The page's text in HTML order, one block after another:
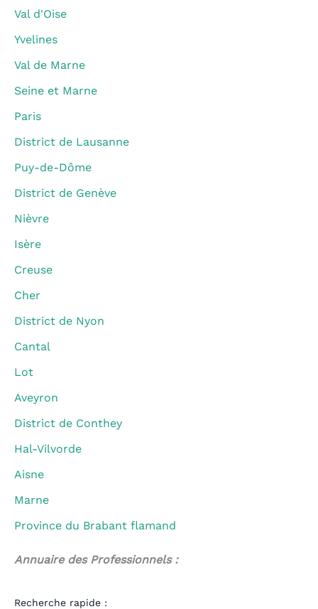
Val d'Oise
Yvelines
Val de Marne
Seine et Marne
Paris
District de Lausanne
Puy-de-Dôme
District de Genève
Nièvre
Isère
Creuse
Cher
District de Nyon
Cantal
Lot
Aveyron
District de Conthey
Hal-Vilvorde
Aisne
Marne
Province du Brabant flamand
Annuaire des Professionnels :
Recherche rapide :